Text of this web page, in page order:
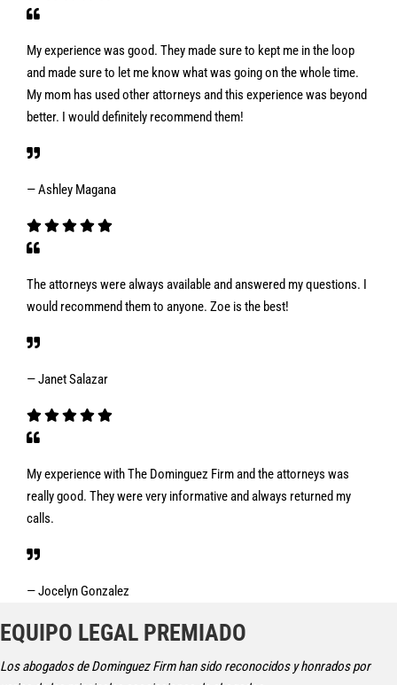
My experience was good. They made sure to kept me in the loop
and made sure to let me know what was going on the whole time.
My mom has used other attorneys and this experience was beyond
better. I would definitely recommend them!
— Ashley Magana
The attorneys were always available and answered my questions. I
would recommend them to anyone. Zoe is the best!
— Janet Salazar
My experience with The Dominguez Firm and the attorneys was
really good. They were very informative and always returned my
calls.
— Jocelyn Gonzalez
EQUIPO LEGAL PREMIADO
Los abogados de Dominguez Firm han sido reconocidos y honrados por